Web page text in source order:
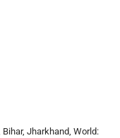
Jharkhand, World: